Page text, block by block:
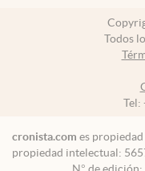
Todos
Tel:
cronista.com es
propiedad intelectual: